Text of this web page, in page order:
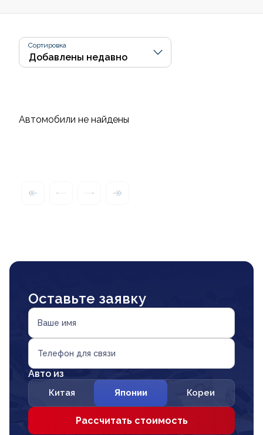
Сортировка
Автомобили не найдены
Оставьте заявку
Ваше имя
Телефон для связи
Авто из
Китая Японии Кореи
Рассчитать стоимость